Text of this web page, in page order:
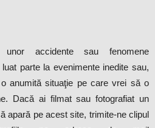
accidente sau fenomene
parte la evenimente inedite sau,
anumită situaţie pe care vrei să o
Dacă ai filmat sau fotografiat un
apară pe acest site, trimite-ne clipul